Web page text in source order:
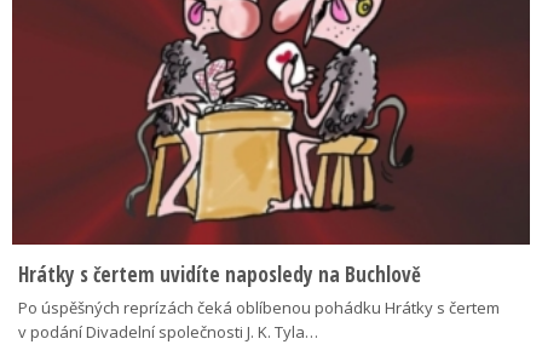
Hrátky s čertem uvidíte naposledy na Buchlově
Po úspěšných reprízách čeká oblíbenou pohádku Hrátky s čertem
v podání Divadelní společnosti J. K. Tyla…